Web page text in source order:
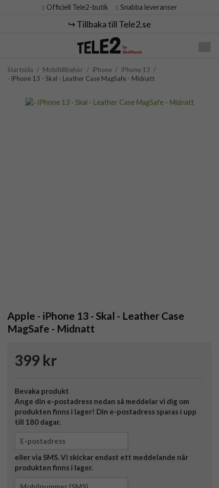
Officiell Tele2-butik Snabba leveranser
↪️ Tillbaka till Tele2.se
Startsida / Mobiltillbehör / iPhone / iPhone 13 /
- iPhone 13 - Skal - Leather Case MagSafe - Midnatt
Apple - iPhone 13 - Skal - Leather Case
MagSafe - Midnatt
399 kr
Bevaka produkt
Ange din e-postadress nedan så meddelar vi dig om
produkten finns i lager! Din e-postadress sparas i upp
till 180 dagar.
eller via SMS. Vi skickar endast ett meddelande när
produkten finns i lager.